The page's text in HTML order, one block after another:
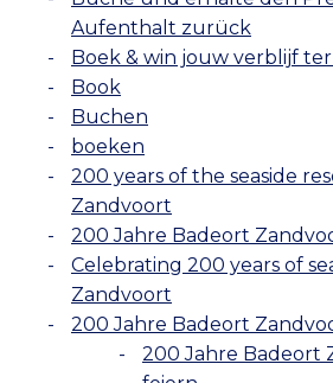
Aufenthalt zurück
Boek & win jouw verblijf
Book
Buchen
boeken
200 years of the seaside
Zandvoort
200 Jahre Badeort
Celebrating 200 years of
Zandvoort
200 Jahre Badeort
200 Jahre Badeort